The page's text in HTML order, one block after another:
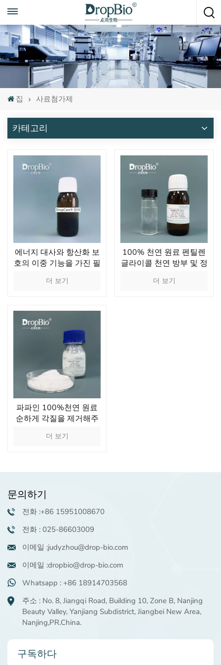
언제든지 전화하세요
+86 15951008670
집 사료첨가제
카테고리
에너지 대사와 항산화 보
호의 이중 기능을 가진 필
더 보기
100% 천연 원료 펜틸렌
글라이콜 천연 방부 및 정
더 보기
파파인 100%천연 원료
순하게 각질을 제거해주
가물
더 보기
문의하기
전화 :+86 15951008670
전화 : 025-86603009
이메일 :judyzhou@drop-bio.com
이메일 :dropbio@drop-bio.com
Whatsapp : +86 18914703568
주소 : No. 8, Jiangqi Road, Building 10, Zone B, Nanjing
Beauty Valley, Yanjiang Subdistrict, Jiangbei New Area,
Nanjing,PR.China.
구독하다